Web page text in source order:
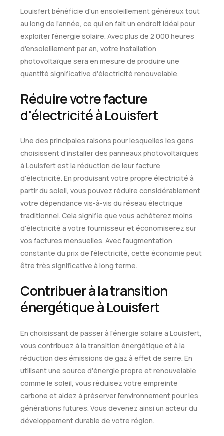
Louisfert bénéficie d'un ensoleillement généreux tout
au long de l'année, ce qui en fait un endroit idéal pour
exploiter l'énergie solaire. Avec plus de 2 000 heures
d'ensoleillement par an, votre installation
photovoltaïque sera en mesure de produire une
quantité significative d'électricité renouvelable.
Réduire votre facture
d'électricité à Louisfert
Une des principales raisons pour lesquelles les gens
choisissent d'installer des panneaux photovoltaïques
à Louisfert est la réduction de leur facture
d'électricité. En produisant votre propre électricité à
partir du soleil, vous pouvez réduire considérablement
votre dépendance vis-à-vis du réseau électrique
traditionnel. Cela signifie que vous achèterez moins
d'électricité à votre fournisseur et économiserez sur
vos factures mensuelles. Avec l'augmentation
constante du prix de l'électricité, cette économie peut
être très significative à long terme.
Contribuer à la transition
énergétique à Louisfert
En choisissant de passer à l'énergie solaire à Louisfert,
vous contribuez à la transition énergétique et à la
réduction des émissions de gaz à effet de serre. En
utilisant une source d'énergie propre et renouvelable
comme le soleil, vous réduisez votre empreinte
carbone et aidez à préserver l'environnement pour les
générations futures. Vous devenez ainsi un acteur du
développement durable de votre région.